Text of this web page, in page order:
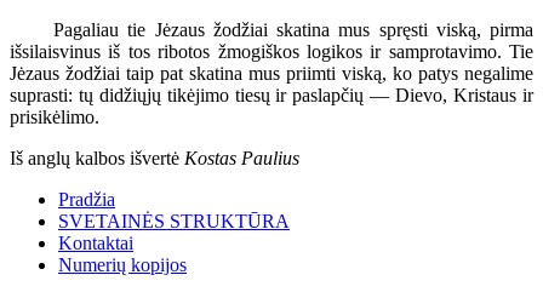
Pagaliau tie Jėzaus žodžiai skatina mus spręsti viską, pirma
išsilaisvinus iš tos ribotos žmogiškos logikos ir samprotavimo. Tie
Jėzaus žodžiai taip pat skatina mus priimti viską, ko patys negalime
suprasti: tų didžiųjų tikėjimo tiesų ir paslapčių — Dievo, Kristaus ir
prisikėlimo.
Iš anglų kalbos išvertė Kostas Paulius
Pradžia
SVETAINĖS STRUKTŪRA
Kontaktai
Numerių kopijos